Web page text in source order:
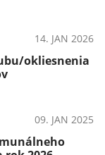
14. JAN 2026
okliesnenia
09. JAN 2025